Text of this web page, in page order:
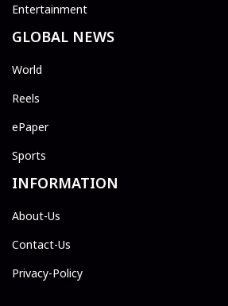
Entertainment
GLOBAL NEWS
World
Reels
ePaper
Sports
INFORMATION
About-Us
Contact-Us
Privacy-Policy